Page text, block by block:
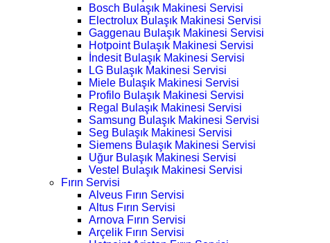
Bosch Bulaşık Makinesi Servisi
Electrolux Bulaşık Makinesi Servisi
Gaggenau Bulaşık Makinesi Servisi
Hotpoint Bulaşık Makinesi Servisi
İndesit Bulaşık Makinesi Servisi
LG Bulaşık Makinesi Servisi
Miele Bulaşık Makinesi Servisi
Profilo Bulaşık Makinesi Servisi
Regal Bulaşık Makinesi Servisi
Samsung Bulaşık Makinesi Servisi
Seg Bulaşık Makinesi Servisi
Siemens Bulaşık Makinesi Servisi
Uğur Bulaşık Makinesi Servisi
Vestel Bulaşık Makinesi Servisi
Fırın Servisi
Alveus Fırın Servisi
Altus Fırın Servisi
Arnova Fırın Servisi
Arçelik Fırın Servisi